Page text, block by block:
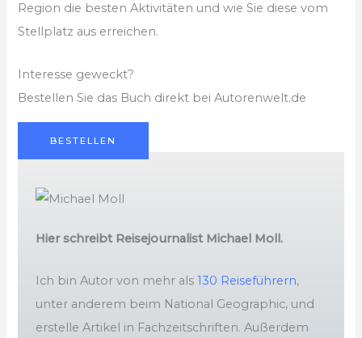
Region die besten Aktivitäten und wie Sie diese vom
Stellplatz aus erreichen.
Interesse geweckt?
Bestellen Sie das Buch direkt bei Autorenwelt.de
BESTELLEN
Hier schreibt Reisejournalist Michael Moll.
Ich bin Autor von mehr als130 Reiseführern,
unter anderem beim National Geographic, und
erstelle Artikel in Fachzeitschriften. Außerdem